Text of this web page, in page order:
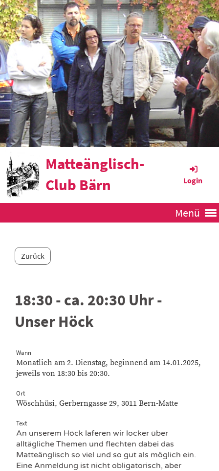
Matteänglisch-
Club Bärn
Login
Menü
Zurück
18:30 - ca. 20:30 Uhr -
Unser Höck
Wann
Monatlich am 2. Dienstag, beginnend am 14.01.2025,
jeweils von 18:30 bis 20:30.
Ort
Wöschhüsi, Gerberngasse 29, 3011 Bern-Matte
Text
An unserem Höck laferen wir locker über
alltägliche Themen und flechten dabei das
Matteänglisch so viel und so gut als möglich ein.
Eine Anmeldung ist nicht obligatorisch, aber